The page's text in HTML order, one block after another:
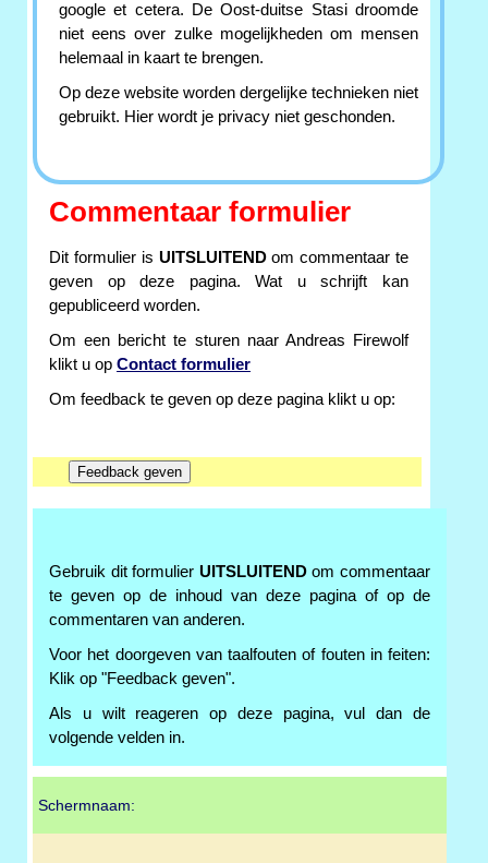
google et cetera. De Oost-duitse Stasi droomde
niet eens over zulke mogelijkheden om mensen
helemaal in kaart te brengen.
Op deze website worden dergelijke technieken niet
gebruikt. Hier wordt je privacy niet geschonden.
Commentaar formulier
Dit formulier is UITSLUITENDom commentaar te
geven op deze pagina. Wat u schrijft kan
gepubliceerd worden.
Om een bericht te sturen naar Andreas Firewolf
klikt u op Contact formulier
Om feedback te geven op deze pagina klikt u op:
Gebruik dit formulier UITSLUITENDom commentaar
te geven op de inhoud van deze pagina of op de
commentaren van anderen.
Voor het doorgeven van taalfouten of fouten in feiten:
Klik op "Feedback geven".
Als u wilt reageren op deze pagina, vul dan de
volgende velden in.
Schermnaam: